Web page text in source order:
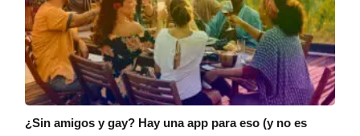
¿Sin amigos y gay? Hay una app para eso (y no es